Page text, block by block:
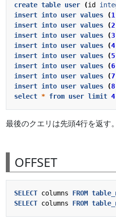
create table user (id
insert into user values (1
insert into user values (2
insert into user values (3
insert into user values (4
insert into user values (5
insert into user values (6
insert into user values (7
insert into user values (8
select * from user limit 4
最後のクエリは先頭4行を返す。
OFFSET
SELECT columns FROM
SELECT columns FROM